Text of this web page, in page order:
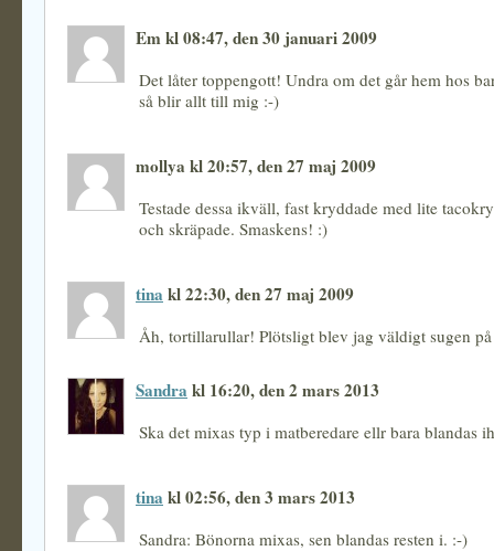
Em kl 08:47, den 30 januari 2009
Det låter toppengott! Undra om det går hem hos
så blir allt till mig :-)
mollya kl 20:57, den 27 maj 2009
Testade dessa ikväll, fast kryddade med lite
och skräpade. Smaskens! :)
tina kl 22:30, den 27 maj 2009
Åh, tortillarullar! Plötsligt blev jag väldigt sugen
Sandra kl 16:20, den 2 mars 2013
Ska det mixas typ i matberedare ellr bara blandas
tina kl 02:56, den 3 mars 2013
Sandra: Bönorna mixas, sen blandas resten i. :-)